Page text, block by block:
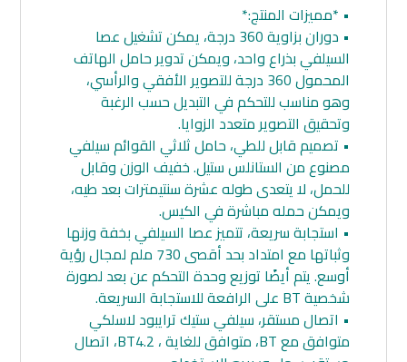
• *مميزات المنتج:*
• دوران بزاوية 360 درجة، يمكن تشغيل عصا
السيلفي بذراع واحد، ويمكن تدوير حامل الهاتف
المحمول 360 درجة للتصوير الأفقي والرأسي،
وهو مناسب للتحكم في التبديل حسب الرغبة
وتحقيق التصوير متعدد الزوايا.
• تصميم قابل للطي، حامل ثلاثي القوائم سيلفي
مصنوع من الستانلس ستيل. خفيف الوزن وقابل
للحمل، لا يتعدى طوله عشرة سنتيمترات بعد طيه،
ويمكن حمله مباشرة في الكيس.
• استجابة سريعة، تتميز عصا السيلفي بخفة وزنها
وثباتها مع امتداد بحد أقصى 730 ملم لمجال رؤية
أوسع. يتم أيضًا توزيع وحدة التحكم عن بعد لصورة
شخصية BT على الرافعة للاستجابة السريعة.
• اتصال مستقر، سيلفي ستيك ترايبود لاسلكي
متوافق مع BT، متوافق للغاية ، BT4.2، اتصال